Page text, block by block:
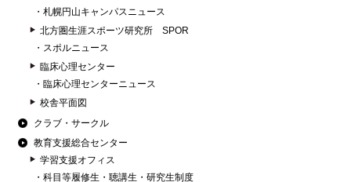
札幌円山キャンパスニュース
北方圏生涯スポーツ研究所 SPOR
スポルニュース
臨床心理センター
臨床心理センターニュース
校舎平面図
クラブ・サークル
教育支援総合センター
学習支援オフィス
科目等履修生・聴講生・研究生制度